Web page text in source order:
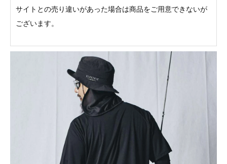
サイトとの売り違いがあった場合は商品をご用意できないが
ございます。